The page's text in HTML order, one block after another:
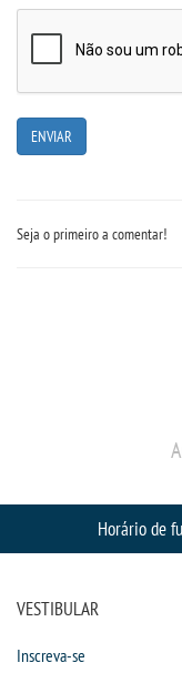
Seja o primeiro a comentar!
Horário de
VESTIBULAR
Inscreva-se